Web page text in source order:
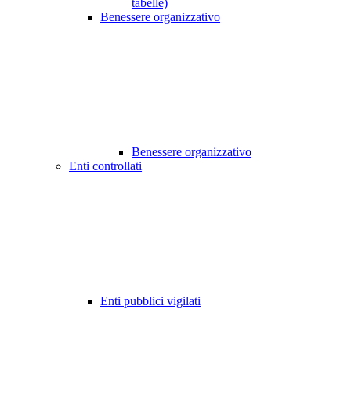
tabelle)
Benessere organizzativo
Benessere organizzativo
Enti controllati
Enti pubblici vigilati